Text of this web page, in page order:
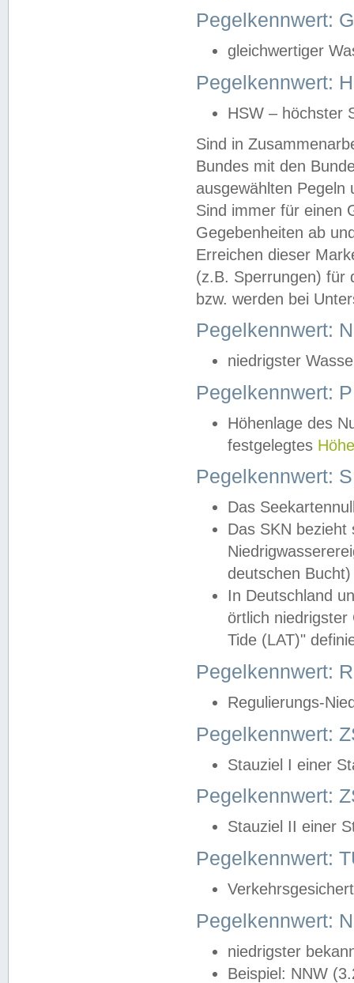
Pegelkennwert:
gleichwertiger
Pegelkennwert:
HSW – höchster
Sind in
Bundes mit den
ausgewählten
Sind immer für einen
Gegebenheiten ab
Erreichen dieser
(z.B. Sperrungen) für
bzw. werden bei
Pegelkennwert:
niedrigster
Pegelkennwert:
Höhenlage des
festgelegtes
Pegelkennwert:
Das
Das SKN
deutschen
In Deutschland
örtlich
Tide (LAT)"
Pegelkennwert:
Regulierungs-
Pegelkennwert:
Stauziel I einer
Pegelkennwert:
Stauziel II einer
Pegelkennwert:
Pegelkennwert:
niedrigster
Beispiel: NNW